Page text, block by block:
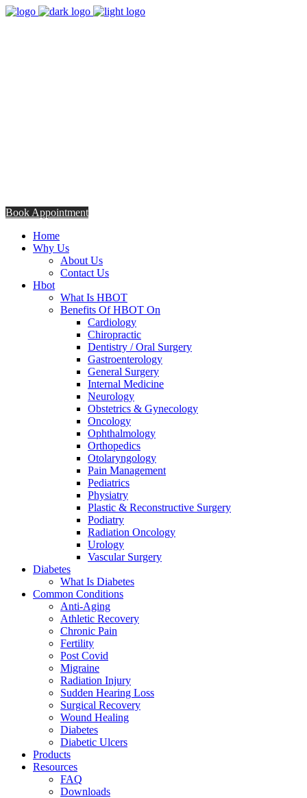
Book Appointment
Home
Why Us
About Us
Contact Us
Hbot
What Is HBOT
Benefits Of HBOT On
Cardiology
Chiropractic
Dentistry / Oral Surgery
Gastroenterology
General Surgery
Internal Medicine
Neurology
Obstetrics & Gynecology
Oncology
Ophthalmology
Orthopedics
Otolaryngology
Pain Management
Pediatrics
Physiatry
Plastic & Reconstructive Surgery
Podiatry
Radiation Oncology
Urology
Vascular Surgery
Diabetes
What Is Diabetes
Common Conditions
Anti-Aging
Athletic Recovery
Chronic Pain
Fertility
Post Covid
Migraine
Radiation Injury
Sudden Hearing Loss
Surgical Recovery
Wound Healing
Diabetes
Diabetic Ulcers
Products
Resources
FAQ
Downloads